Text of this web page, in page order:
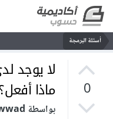
أسئلة البرمجة
0
ماذا أفعل؟
بواسطة Anas Awwad